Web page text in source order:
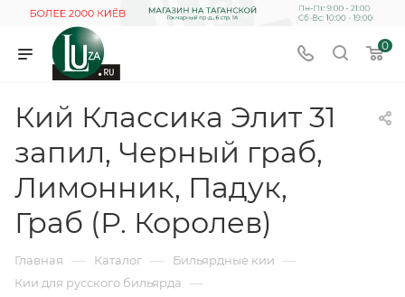
0
Кий Классика Элит 31
запил, Черный граб,
Лимонник, Падук,
Граб (Р. Королев)
Главная — Каталог — Бильярдные кии —
Кии для русского бильярда —